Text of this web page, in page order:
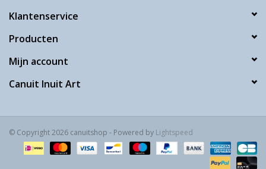
Klantenservice
Producten
Mijn account
Canuit Inuit Art
© Copyright 2026 canuitshop - Powered by Lightspeed